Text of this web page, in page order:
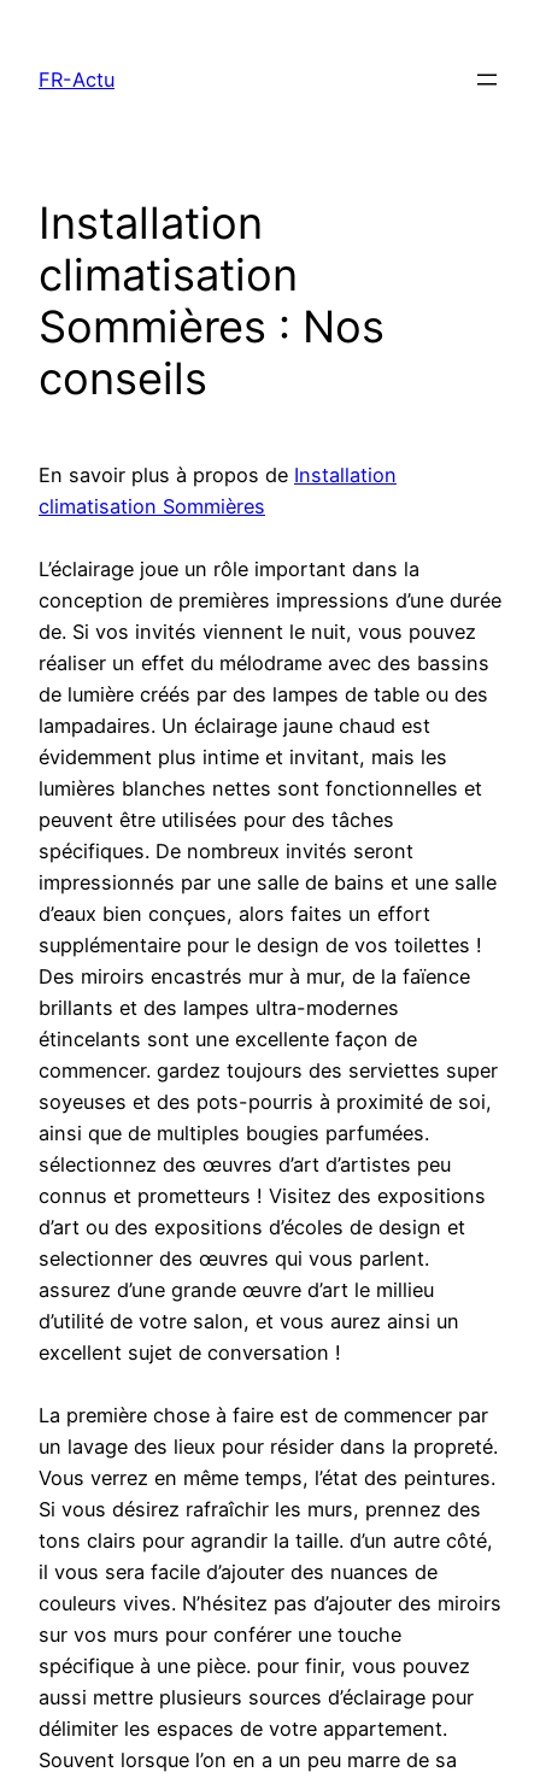
contenu
FR-Actu
Installation
climatisation
Sommières : Nos
conseils
En savoir plus à propos de Installation
climatisation Sommières
L’éclairage joue un rôle important dans la
conception de premières impressions d’une durée
de. Si vos invités viennent le nuit, vous pouvez
réaliser un effet du mélodrame avec des bassins
de lumière créés par des lampes de table ou des
lampadaires. Un éclairage jaune chaud est
évidemment plus intime et invitant, mais les
lumières blanches nettes sont fonctionnelles et
peuvent être utilisées pour des tâches
spécifiques. De nombreux invités seront
impressionnés par une salle de bains et une salle
d’eaux bien conçues, alors faites un effort
supplémentaire pour le design de vos toilettes !
Des miroirs encastrés mur à mur, de la faïence
brillants et des lampes ultra-modernes
étincelants sont une excellente façon de
commencer. gardez toujours des serviettes super
soyeuses et des pots-pourris à proximité de soi,
ainsi que de multiples bougies parfumées.
sélectionnez des œuvres d’art d’artistes peu
connus et prometteurs ! Visitez des expositions
d’art ou des expositions d’écoles de design et
selectionner des œuvres qui vous parlent.
assurez d’une grande œuvre d’art le millieu
d’utilité de votre salon, et vous aurez ainsi un
excellent sujet de conversation !
La première chose à faire est de commencer par
un lavage des lieux pour résider dans la propreté.
Vous verrez en même temps, l’état des peintures.
Si vous désirez rafraîchir les murs, prennez des
tons clairs pour agrandir la taille. d’un autre côté,
il vous sera facile d’ajouter des nuances de
couleurs vives. N’hésitez pas d’ajouter des miroirs
sur vos murs pour conférer une touche
spécifique à une pièce. pour finir, vous pouvez
aussi mettre plusieurs sources d’éclairage pour
délimiter les espaces de votre appartement.
Souvent lorsque l’on en a un peu marre de sa